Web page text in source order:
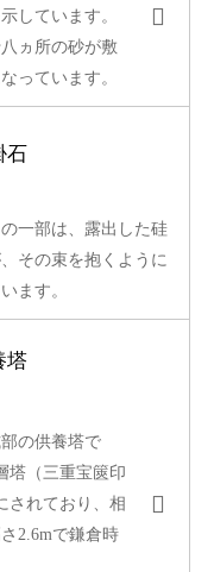
しています。
ヵ所の砂が敷
っています。
石
一部は、露出した硅
その束を抱くように
ます。
塔
の供養塔で
塔（三重宝篋印
されており、相
2.6mで鎌倉時